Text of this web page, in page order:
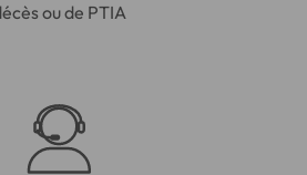
ou de PTIA